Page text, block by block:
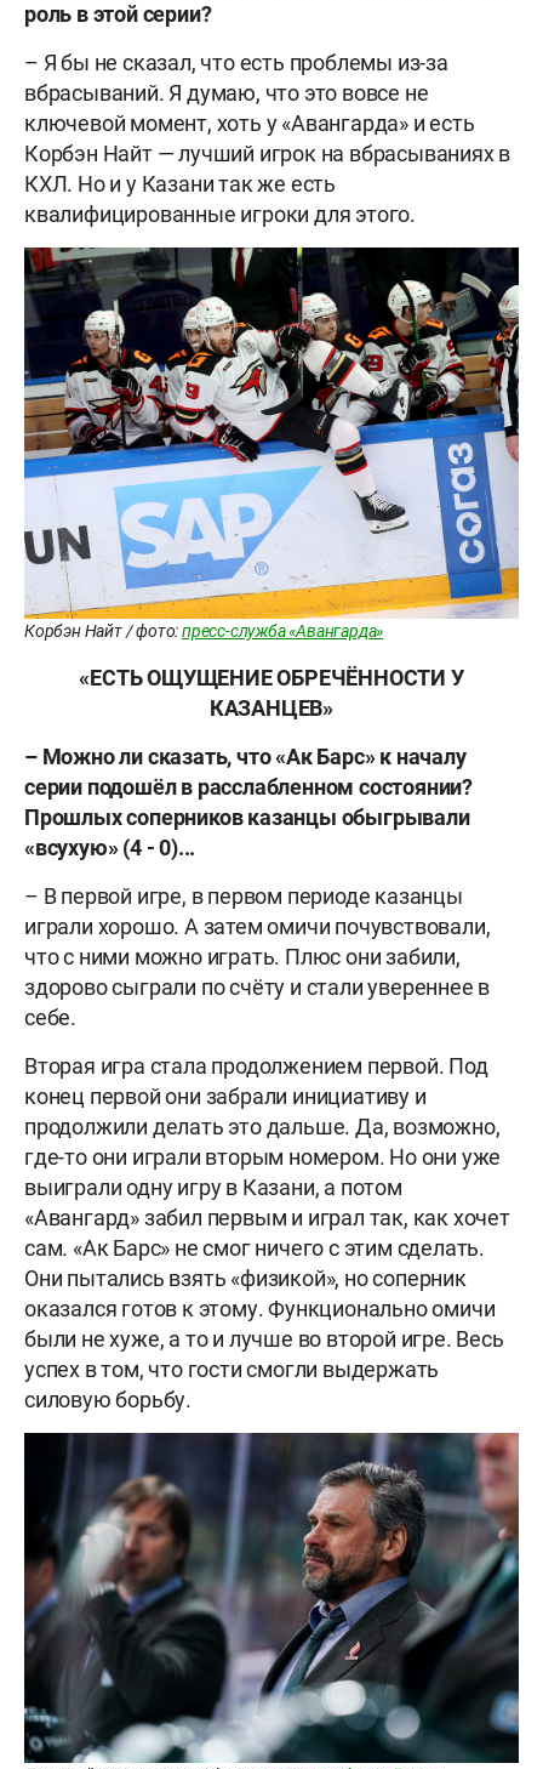
роль в этой серии?
– Я бы не сказал, что есть проблемы из-за
вбрасываний. Я думаю, что это вовсе не
ключевой момент, хоть у «Авангарда» и есть
Корбэн Найт — лучший игрок на вбрасываниях в
КХЛ. Но и у Казани так же есть
квалифицированные игроки для этого.
Корбэн Найт / фото:пресс-служба «Авангарда»
«ЕСТЬ ОЩУЩЕНИЕ ОБРЕЧЁННОСТИ У
КАЗАНЦЕВ»
– Можно ли сказать, что «Ак Барс» к началу
серии подошёл в расслабленном состоянии?
Прошлых соперников казанцы обыгрывали
«всухую» (4 - 0)...
– В первой игре, в первом периоде казанцы
играли хорошо. А затем омичи почувствовали,
что с ними можно играть. Плюс они забили,
здорово сыграли по счёту и стали увереннее в
себе.
Вторая игра стала продолжением первой. Под
конец первой они забрали инициативу и
продолжили делать это дальше. Да, возможно,
где-то они играли вторым номером. Но они уже
выиграли одну игру в Казани, а потом
«Авангард» забил первым и играл так, как хочет
сам. «Ак Барс» не смог ничего с этим сделать.
Они пытались взять «физикой», но соперник
оказался готов к этому. Функционально омичи
были не хуже, а то и лучше во второй игре. Весь
успех в том, что гости смогли выдержать
силовую борьбу.